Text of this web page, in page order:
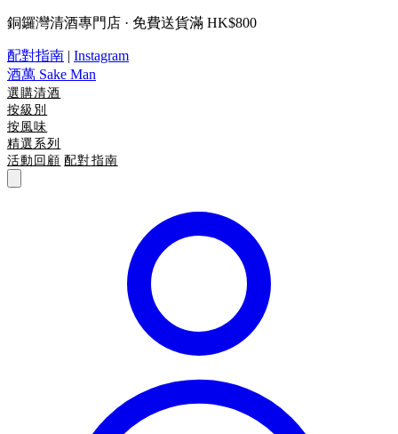
銅鑼灣清酒專門店 · 免費送貨滿 HK$800
配對指南 | Instagram
酒萬 Sake Man
選購清酒
按級別
按風味
精選系列
活動回顧 配對指南